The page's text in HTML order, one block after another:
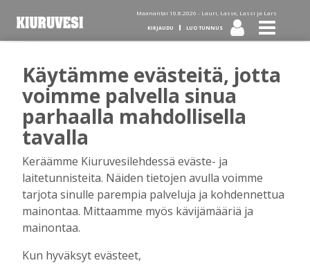
Maanantai 10.8.2026 - Lauri, Lasse, Lassi ja Lars
KIRJAUDU LUO TUNNUS
Tilaa Kiuruvesi-lehti diginä
tai kotiinkannettuna!
Kirjaudu
Sähköposti
Käytämme evästeitä, jotta
voimme palvella sinua
parhaalla mahdollisella
tavalla
Keräämme Kiuruvesilehdessä eväste- ja
laitetunnisteita. Näiden tietojen avulla voimme
tarjota sinulle parempia palveluja ja kohdennettua
mainontaa. Mittaamme myös kävijämääriä ja
mainontaa.
Kun hyväksyt evästeet,